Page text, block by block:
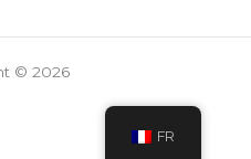
© 2026
FR